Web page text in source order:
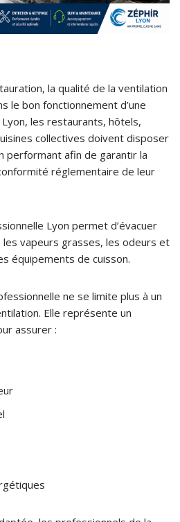
la qualité de la ventilation
le bon fonctionnement d’une
les restaurants, hôtels,
collectives doivent disposer
performant afin de garantir la
réglementaire de leur
Lyon permet d’évacuer
vapeurs grasses, les odeurs et
équipements de cuisson.
ne se limite plus à un
Elle représente un
assurer :